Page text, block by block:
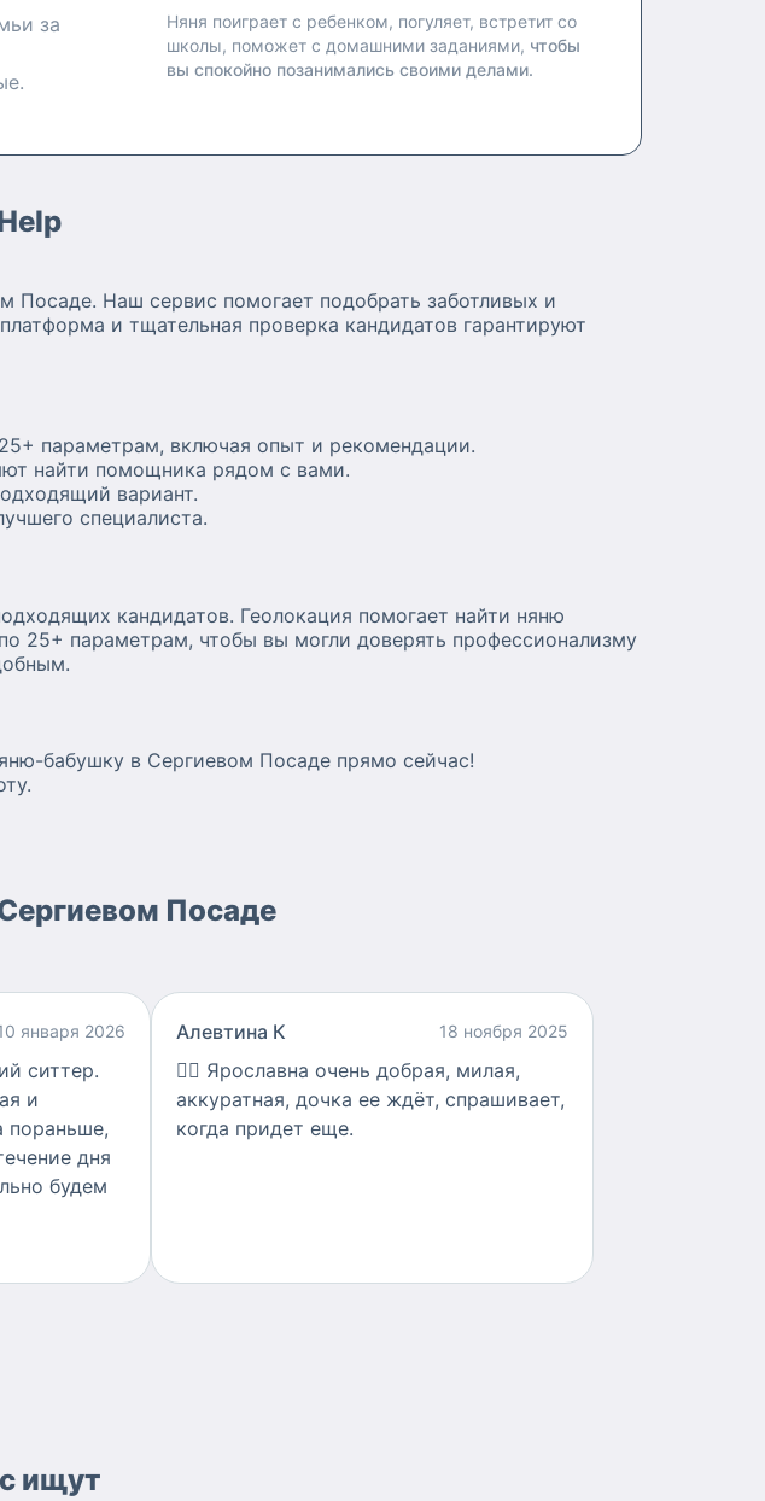
за
Няня поиграет с ребенком, погуляет, встретит со
школы, поможет с домашними заданиями, чтобы
вы спокойно позанимались своими делами.
Посаде. Наш сервис помогает подобрать заботливых и
и тщательная проверка кандидатов гарантируют
параметрам, включая опыт и рекомендации.
найти помощника рядом с вами.
вариант.
специалиста.
кандидатов. Геолокация помогает найти няню
25+ параметрам, чтобы вы могли доверять профессионализму
бабушку в Сергиевом Посаде прямо сейчас!
Посаде
января 2026
ситтер.
и
пораньше,
дня
будем
Алевтина К 18 ноября 2025
👍🏻 Ярославна очень добрая, милая,
аккуратная, дочка ее ждёт, спрашивает,
когда придет еще.
ищут